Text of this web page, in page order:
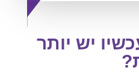
יש יותר